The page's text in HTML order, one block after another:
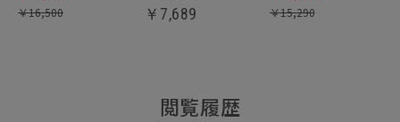
￥16,500 ￥ 7,689 ￥15,290
閲覧履歴